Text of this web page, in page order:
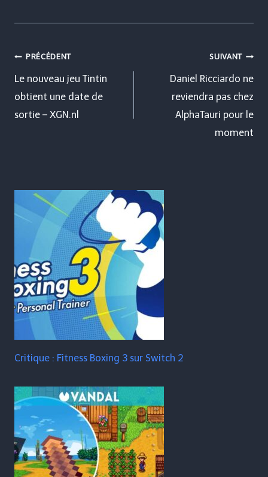
Navigation
de
l’article
PRÉCÉDENT
Le nouveau jeu Tintin
obtient une date de
sortie – XGN.nl
SUIVANT
Daniel Ricciardo ne
reviendra pas chez
AlphaTauri pour le
moment
Critique : Fitness Boxing 3 sur Switch 2